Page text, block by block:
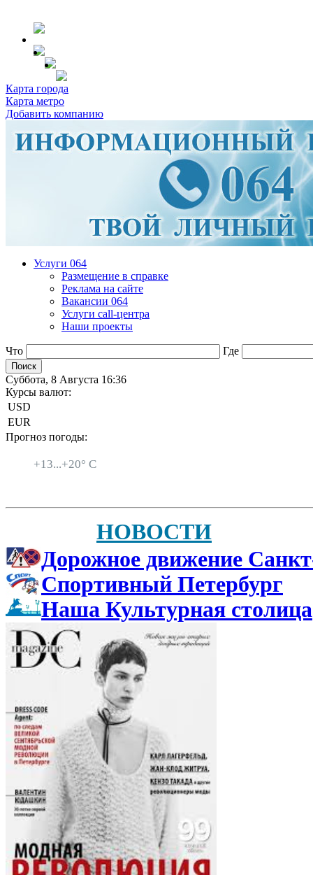
Карта города
Карта метро
Добавить компанию
Услуги 064
Размещение в справке
Реклама на сайте
Вакансии 064
Услуги call-центра
Наши проекты
Что Где
Суббота, 8 Августа 16:36
Курсы валют:
USD
EUR
Прогноз погоды:
+13...+20° C
НОВОСТИ
Дорожное движение
Спортивный Петербург
Наша Культурная столица